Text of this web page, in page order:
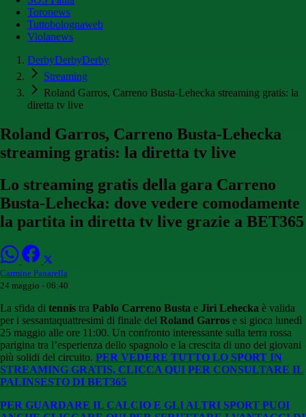
Toronews
Tuttobolognaweb
Violanews
DerbyDerbyDerby
Streaming
Roland Garros, Carreno Busta-Lehecka streaming gratis: la
diretta tv live
Roland Garros, Carreno Busta-Lehecka
streaming gratis: la diretta tv live
Lo streaming gratis della gara Carreno
Busta-Lehecka: dove vedere comodamente
la partita in diretta tv live grazie a BET365
Carmine Panarella
24 maggio - 06:40
La sfida di tennis tra Pablo Carreno Busta e Jiri Lehecka è valida
per i sessantaquattresimi di finale del Roland Garros e si gioca lunedì
25 maggio alle ore 11:00. Un confronto interessante sulla terra rossa
parigina tra l’esperienza dello spagnolo e la crescita di uno dei giovani
più solidi del circuito. PER VEDERE TUTTO LO SPORT IN
STREAMING GRATIS, CLICCA QUI PER CONSULTARE IL
PALINSESTO DI BET365
PER GUARDARE IL CALCIO E GLI ALTRI SPORT PUOI